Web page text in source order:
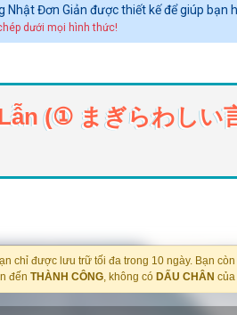
Nhật Đơn Giản được thiết kế để giúp bạn
dưới mọi hình thức!
(① まぎらわし
chỉ được lưu trữ tối đa trong 10 ngày. Bạn còn
đếnTHÀNH CÔNG, không có DẤU CHÂN